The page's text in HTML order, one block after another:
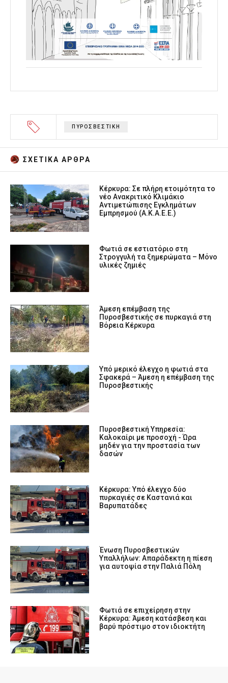
ΠΥΡΟΣΒΕΣΤΙΚΗ
ΣΧΕΤΙΚA AΡΘΡΑ
Κέρκυρα: Σε πλήρη ετοιμότητα το
νέο Ανακριτικό Κλιμάκιο
Αντιμετώπισης Εγκλημάτων
Εμπρησμού (Α.Κ.Α.Ε.Ε.)
Φωτιά σε εστιατόριο στη
Στρογγυλή τα ξημερώματα – Μόνο
υλικές ζημιές
Άμεση επέμβαση της
Πυροσβεστικής σε πυρκαγιά στη
Βόρεια Κέρκυρα
Υπό μερικό έλεγχο η φωτιά στα
Σφακερά – Άμεση η επέμβαση της
Πυροσβεστικής
Πυροσβεστική Υπηρεσία:
Καλοκαίρι με προσοχή - Ώρα
μηδέν για την προστασία των
δασών
Κέρκυρα: Υπό έλεγχο δύο
πυρκαγιές σε Καστανιά και
Βαρυπατάδες
Ένωση Πυροσβεστικών
Υπαλλήλων: Απαράδεκτη η πίεση
για αυτοψία στην Παλιά Πόλη
Φωτιά σε επιχείρηση στην
Κέρκυρα: Άμεση κατάσβεση και
βαρύ πρόστιμο στον ιδιοκτήτη